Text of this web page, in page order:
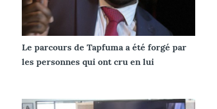
Le parcours de Tapfuma a été forgé par
les personnes qui ont cru en lui